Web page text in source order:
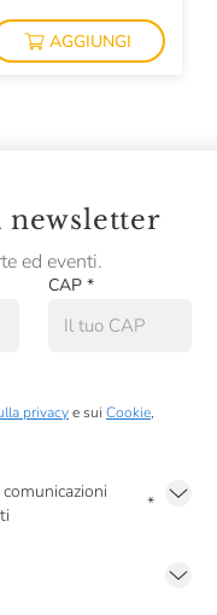
AGGIUNGI
ed eventi.
CAP *
privacye sui Cookie,
*